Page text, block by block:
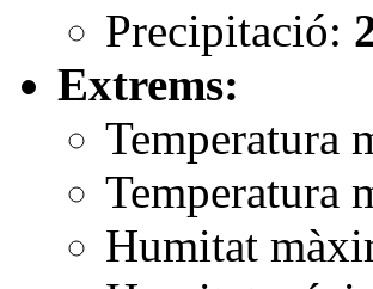
Precipitació:
Extrems:
Temperatura
Temperatura
Humitat